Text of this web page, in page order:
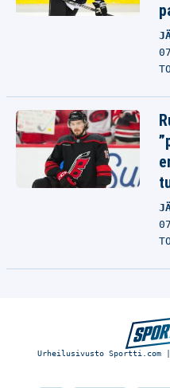
Urheilusivusto Sportti.com